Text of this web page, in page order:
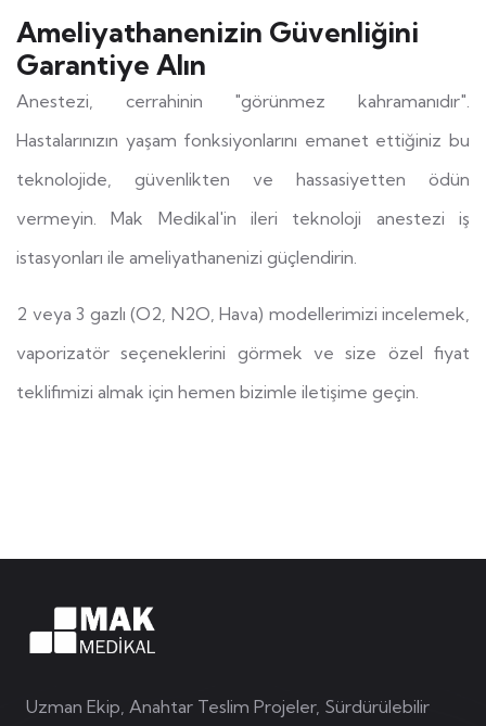
Ameliyathanenizin Güvenliğini
Garantiye Alın
Anestezi, cerrahinin "görünmez kahramanıdır".
Hastalarınızın yaşam fonksiyonlarını emanet ettiğiniz bu
teknolojide, güvenlikten ve hassasiyetten ödün
vermeyin. Mak Medikal'in ileri teknoloji anestezi iş
istasyonları ile ameliyathanenizi güçlendirin.
2 veya 3 gazlı (O2, N2O, Hava) modellerimizi incelemek,
vaporizatör seçeneklerini görmek ve size özel fiyat
teklifimizi almak için hemen bizimle iletişime geçin.
Uzman Ekip, Anahtar Teslim Projeler, Sürdürülebilir